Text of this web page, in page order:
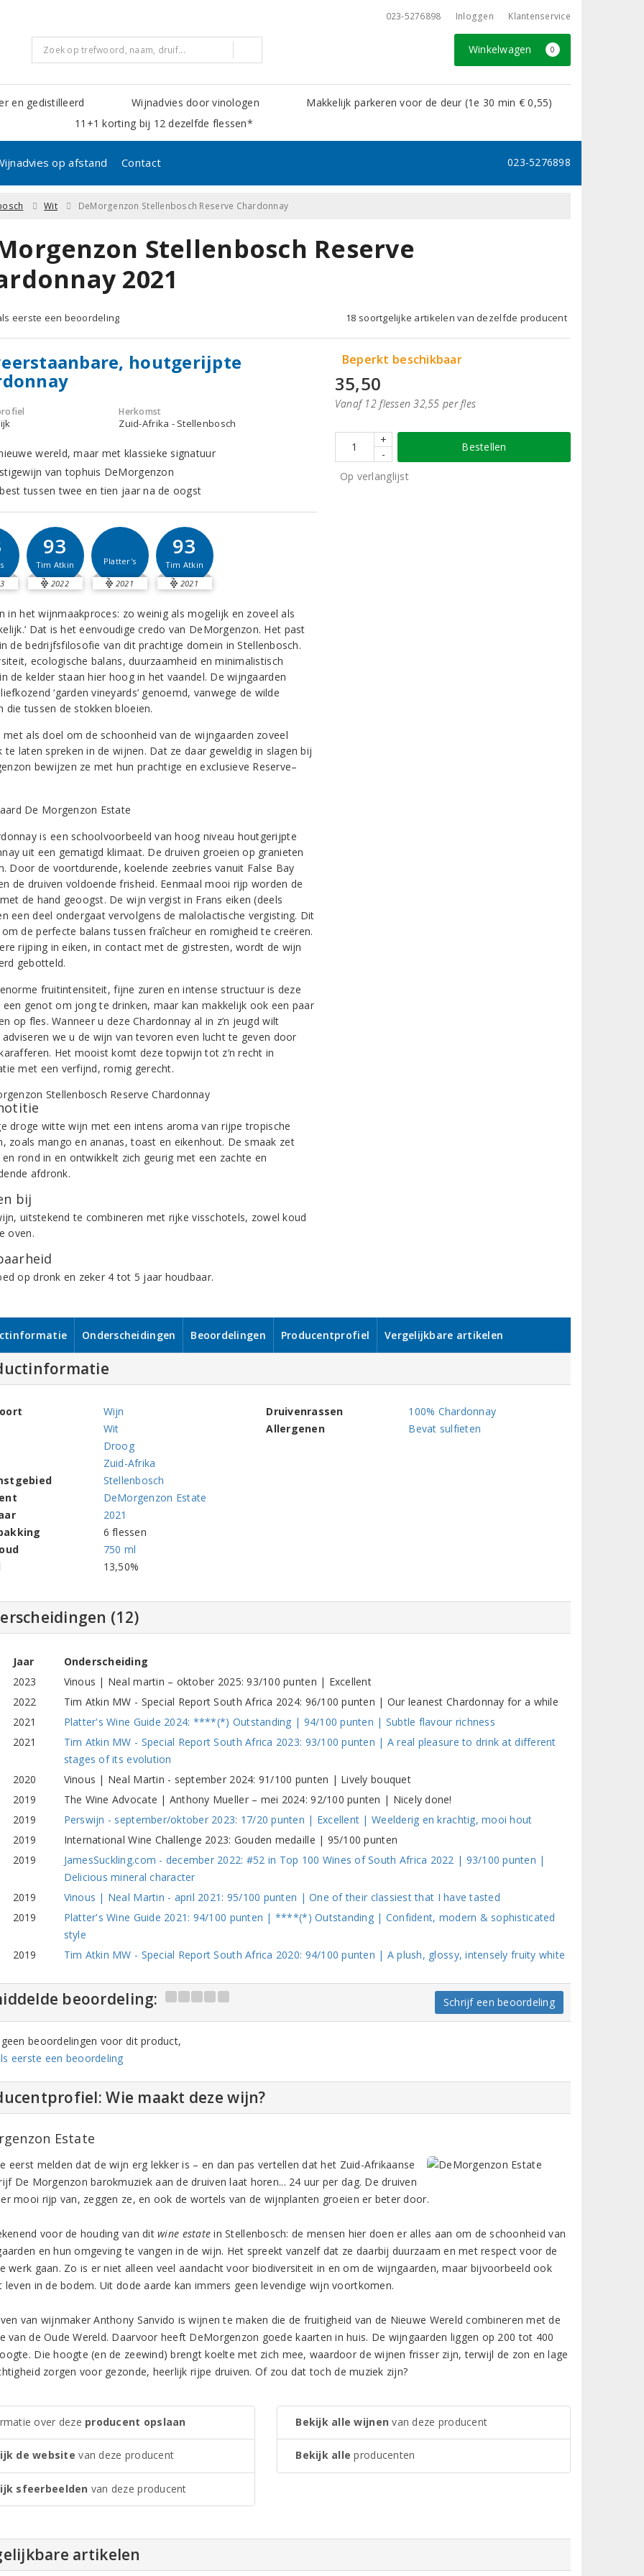
023-5276898 Inloggen Klantenservice
Winkelwagen 0
en gedistilleerd Wijnadvies door vinologen
Makkelijk parkeren voor de deur (1e 30 min € 0,55)
11+1 korting bij 12 dezelfde flessen*
op afstand Contact 023-5276898
Wit DeMorgenzon Stellenbosch Reserve Chardonnay
Stellenbosch Reserve
2021
eerste een beoordeling 18 soortgelijke artikelen van dezelfde producent
houtgerijpte
Herkomst
Zuid-Afrika - Stellenbosch
wereld, maar met klassieke signatuur
van tophuis DeMorgenzon
best tussen twee en tien jaar na de oogst
93
Tim Atkin
2022
Platter's
2021
93
Tim Atkin
2021
in het wijnmaakproces: zo weinig als mogelijk en zoveel als
Dat is het eenvoudige credo van DeMorgenzon. Het past
de bedrijfsfilosofie van dit prachtige domein in Stellenbosch.
ecologische balans, duurzaamheid en minimalistisch
de kelder staan hier hoog in het vaandel. De wijngaarden
‘garden vineyards’ genoemd, vanwege de wilde
die tussen de stokken bloeien.
met als doel om de schoonheid van de wijngaarden zoveel
te laten spreken in de wijnen. Dat ze daar geweldig in slagen bij
bewijzen ze met hun prachtige en exclusieve Reserve–
is een schoolvoorbeeld van hoog niveau houtgerijpte
uit een gematigd klimaat. De druiven groeien op granieten
Door de voortdurende, koelende zeebries vanuit False Bay
de druiven voldoende frisheid. Eenmaal mooi rijp worden de
de hand geoogst. De wijn vergist in Frans eiken (deels
een deel ondergaat vervolgens de malolactische vergisting. Dit
de perfecte balans tussen fraîcheur en romigheid te creëren.
rijping in eiken, in contact met de gistresten, wordt de wijn
gebotteld.
enorme fruitintensiteit, fijne zuren en intense structuur is deze
een genot om jong te drinken, maar kan makkelijk ook een paar
op fles. Wanneer u deze Chardonnay al in z’n jeugd wilt
adviseren we u de wijn van tevoren even lucht te geven door
Het mooist komt deze topwijn tot z’n recht in
met een verfijnd, romig gerecht.
droge witte wijn met een intens aroma van rijpe tropische
zoals mango en ananas, toast en eikenhout. De smaak zet
rond in en ontwikkelt zich geurig met een zachte en
afdronk.
bij
uitstekend te combineren met rijke visschotels, zowel koud
oven.
op dronk en zeker 4 tot 5 jaar houdbaar.
Beperkt beschikbaar
35,50
Vanaf 12 flessen 32,55 per fles
+
-
Bestellen
Op verlanglijst
Onderscheidingen Beoordelingen Producentprofiel Vergelijkbare artikelen
Wijn
Wit
Droog
Zuid-Afrika
Stellenbosch
DeMorgenzon Estate
2021
6 flessen
750 ml
13,50%
Druivenrassen
100% Chardonnay
Allergenen
Bevat sulfieten
(12)
Jaar
Onderscheiding
2023
Vinous | Neal martin – oktober 2025: 93/100 punten | Excellent
2022
Tim Atkin MW - Special Report South Africa 2024: 96/100 punten | Our leanest Chardonnay for a while
2021
Platter's Wine Guide 2024: ****(*) Outstanding | 94/100 punten | Subtle flavour richness
2021
Tim Atkin MW - Special Report South Africa 2023: 93/100 punten | A real pleasure to drink at different
stages of its evolution
2020
Vinous | Neal Martin - september 2024: 91/100 punten | Lively bouquet
2019
The Wine Advocate | Anthony Mueller – mei 2024: 92/100 punten | Nicely done!
2019
Perswijn - september/oktober 2023: 17/20 punten | Excellent | Weelderig en krachtig, mooi hout
2019
International Wine Challenge 2023: Gouden medaille | 95/100 punten
2019
JamesSuckling.com - december 2022: #52 in Top 100 Wines of South Africa 2022 | 93/100 punten |
Delicious mineral character
2019
Vinous | Neal Martin - april 2021: 95/100 punten | One of their classiest that I have tasted
2019
Platter's Wine Guide 2021: 94/100 punten | ****(*) Outstanding | Confident, modern & sophisticated
style
2019
Tim Atkin MW - Special Report South Africa 2020: 94/100 punten | A plush, glossy, intensely fruity white
beoordeling: Schrijf een beoordeling
beoordelingen voor dit product,
eerste een beoordeling
Wie maakt deze wijn?
Estate
eerst melden dat de wijn erg lekker is – en dan pas vertellen dat het Zuid-Afrikaanse
De Morgenzon barokmuziek aan de druiven laat horen... 24 uur per dag. De druiven
mooi rijp van, zeggen ze, en ook de wortels van de wijnplanten groeien er beter door.
voor de houding van ditwine estate in Stellenbosch: de mensen hier doen er alles aan om de schoonheid van
en hun omgeving te vangen in de wijn. Het spreekt vanzelf dat ze daarbij duurzaam en met respect voor de
werk gaan. Zo is er niet alleen veel aandacht voor biodiversiteit in en om de wijngaarden, maar bijvoorbeeld ook
leven in de bodem. Uit dode aarde kan immers geen levendige wijn voortkomen.
van wijnmaker Anthony Sanvido is wijnen te maken die de fruitigheid van de Nieuwe Wereld combineren met de
van de Oude Wereld. Daarvoor heeft DeMorgenzon goede kaarten in huis. De wijngaarden liggen op 200 tot 400
Die hoogte (en de zeewind) brengt koelte met zich mee, waardoor de wijnen frisser zijn, terwijl de zon en lage
zorgen voor gezonde, heerlijk rijpe druiven. Of zou dat toch de muziek zijn?
over deze producent opslaan
de website van deze producent
sfeerbeelden van deze producent
Bekijk alle wijnen van deze producent
Bekijk alle producenten
artikelen